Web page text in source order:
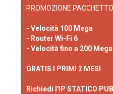
PROMOZIONE
- Velocità 100 Mega
- Router Wi-Fi 6
- Velocità fino a 200 Mega
GRATIS I PRIMI 2 MESI
Richiedi l'IP STATICO